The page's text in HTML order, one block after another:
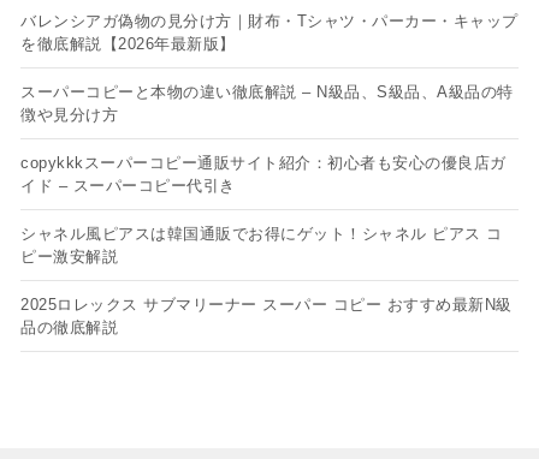
バレンシアガ偽物の見分け方｜財布・Tシャツ・パーカー・キャップ
を徹底解説【2026年最新版】
スーパーコピーと本物の違い徹底解説 – N級品、S級品、A級品の特
徴や見分け方
copykkkスーパーコピー通販サイト紹介：初心者も安心の優良店ガ
イド – スーパーコピー代引き
シャネル風ピアスは韓国通販でお得にゲット！シャネル ピアス コ
ピー​激安解説
2025ロレックス サブマリーナー スーパー コピー おすすめ最新N級
品の徹底解説